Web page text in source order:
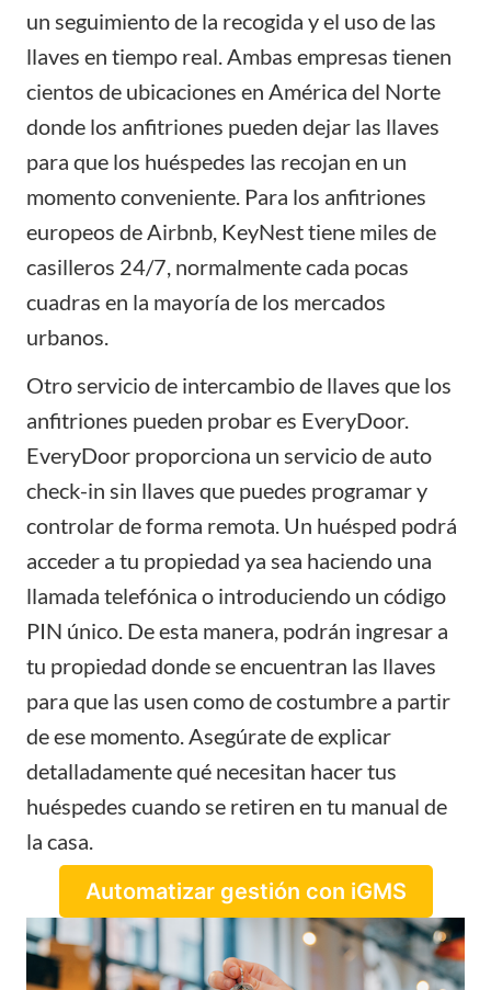
un seguimiento de la recogida y el uso de las
llaves en tiempo real. Ambas empresas tienen
cientos de ubicaciones en América del Norte
donde los anfitriones pueden dejar las llaves
para que los huéspedes las recojan en un
momento conveniente. Para los anfitriones
europeos de Airbnb, KeyNest tiene miles de
casilleros 24/7, normalmente cada pocas
cuadras en la mayoría de los mercados
urbanos.
Otro servicio de intercambio de llaves que los
anfitriones pueden probar es EveryDoor.
EveryDoor proporciona un servicio de auto
check-in sin llaves que puedes programar y
controlar de forma remota. Un huésped podrá
acceder a tu propiedad ya sea haciendo una
llamada telefónica o introduciendo un código
PIN único. De esta manera, podrán ingresar a
tu propiedad donde se encuentran las llaves
para que las usen como de costumbre a partir
de ese momento. Asegúrate de explicar
detalladamente qué necesitan hacer tus
huéspedes cuando se retiren en tu manual de
la casa.
Automatizar gestión con iGMS